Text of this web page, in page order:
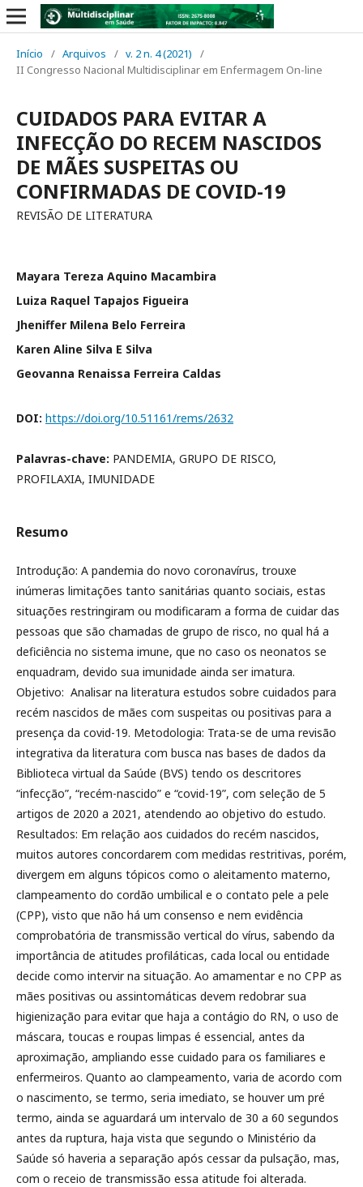
Início / Arquivos / v. 2 n. 4 (2021)
/
II Congresso Nacional Multidisciplinar em Enfermagem On-line
CUIDADOS PARA EVITAR A
INFECÇÃO DO RECEM NASCIDOS
DE MÃES SUSPEITAS OU
CONFIRMADAS DE COVID-19
REVISÃO DE LITERATURA
Mayara Tereza Aquino Macambira
Luiza Raquel Tapajos Figueira
Jheniffer Milena Belo Ferreira
Karen Aline Silva E Silva
Geovanna Renaissa Ferreira Caldas
DOI: https://doi.org/10.51161/rems/2632
Palavras-chave: PANDEMIA, GRUPO DE RISCO,
PROFILAXIA, IMUNIDADE
Resumo
Introdução: A pandemia do novo coronavírus, trouxe
inúmeras limitações tanto sanitárias quanto sociais, estas
situações restringiram ou modificaram a forma de cuidar das
pessoas que são chamadas de grupo de risco, no qual há a
deficiência no sistema imune, que no caso os neonatos se
enquadram, devido sua imunidade ainda ser imatura.
Objetivo: Analisar na literatura estudos sobre cuidados para
recém nascidos de mães com suspeitas ou positivas para a
presença da covid-19. Metodologia: Trata-se de uma revisão
integrativa da literatura com busca nas bases de dados da
Biblioteca virtual da Saúde (BVS) tendo os descritores
“infecção”, “recém-nascido” e “covid-19”, com seleção de 5
artigos de 2020 a 2021, atendendo ao objetivo do estudo.
Resultados: Em relação aos cuidados do recém nascidos,
muitos autores concordarem com medidas restritivas, porém,
divergem em alguns tópicos como o aleitamento materno,
clampeamento do cordão umbilical e o contato pele a pele
(CPP), visto que não há um consenso e nem evidência
comprobatória de transmissão vertical do vírus, sabendo da
importância de atitudes profiláticas, cada local ou entidade
decide como intervir na situação. Ao amamentar e no CPP as
mães positivas ou assintomáticas devem redobrar sua
higienização para evitar que haja a contágio do RN, o uso de
máscara, toucas e roupas limpas é essencial, antes da
aproximação, ampliando esse cuidado para os familiares e
enfermeiros. Quanto ao clampeamento, varia de acordo com
o nascimento, se termo, seria imediato, se houver um pré
termo, ainda se aguardará um intervalo de 30 a 60 segundos
antes da ruptura, haja vista que segundo o Ministério da
Saúde só haveria a separação após cessar da pulsação, mas,
com o receio de transmissão essa atitude foi alterada.